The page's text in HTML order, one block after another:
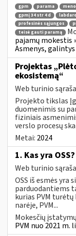
gpm parama
gpmį 34 str 4 d
profesinės sąjungos
teisė gauti paramą
pajamų mokestis
Asmenys,
Projektas
ekosistemą“
Web turinio
Projekto tikslas
duomenimis su
fiziniais
verslo procesų
Metai: 2024
1. Kas yra OSS?
Web turinio
OSS iš esmės yra
parduodantiems
kurias PVM
narėje, PVM...
Mokesčių
PVM nuo 2021 m.